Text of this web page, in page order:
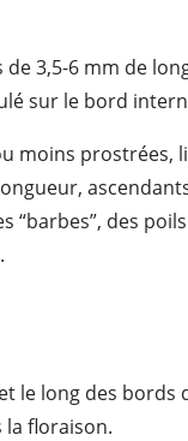
de 3,5-6 mm de
sur le bord
moins prostrées,
“barbes”, des
le long des
la floraison.